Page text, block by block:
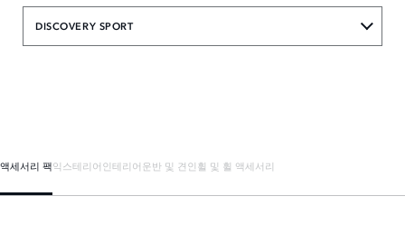
DISCOVERY SPORT
액세서리 팩익스테리어인테리어운반 및 견인휠 및 휠 액세서리